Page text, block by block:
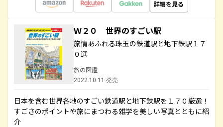
詳細を見る
Ｗ２０ 世界のすごい駅
旅情あふれる珠玉の鉄道駅と地下鉄駅１７
０選
旅の図鑑
2022.10.11 発売
日本を含む世界各地のすごい鉄道駅と地下鉄駅を１７０厳選！
すごさのポイントや旅にまつわる雑学を美しい写真とともに紹
介